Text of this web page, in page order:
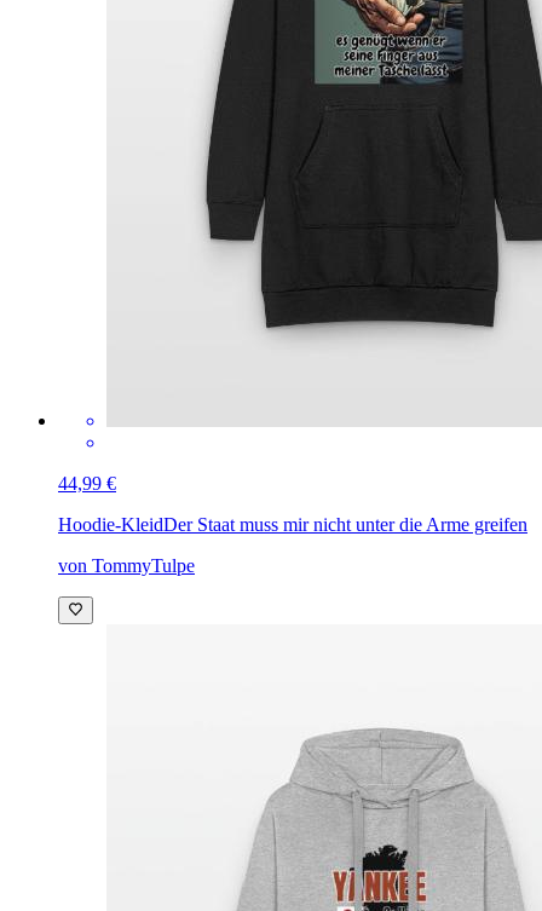
44,99 €
Hoodie-KleidDer Staat muss mir nicht unter die Arme greifen
von TommyTulpe